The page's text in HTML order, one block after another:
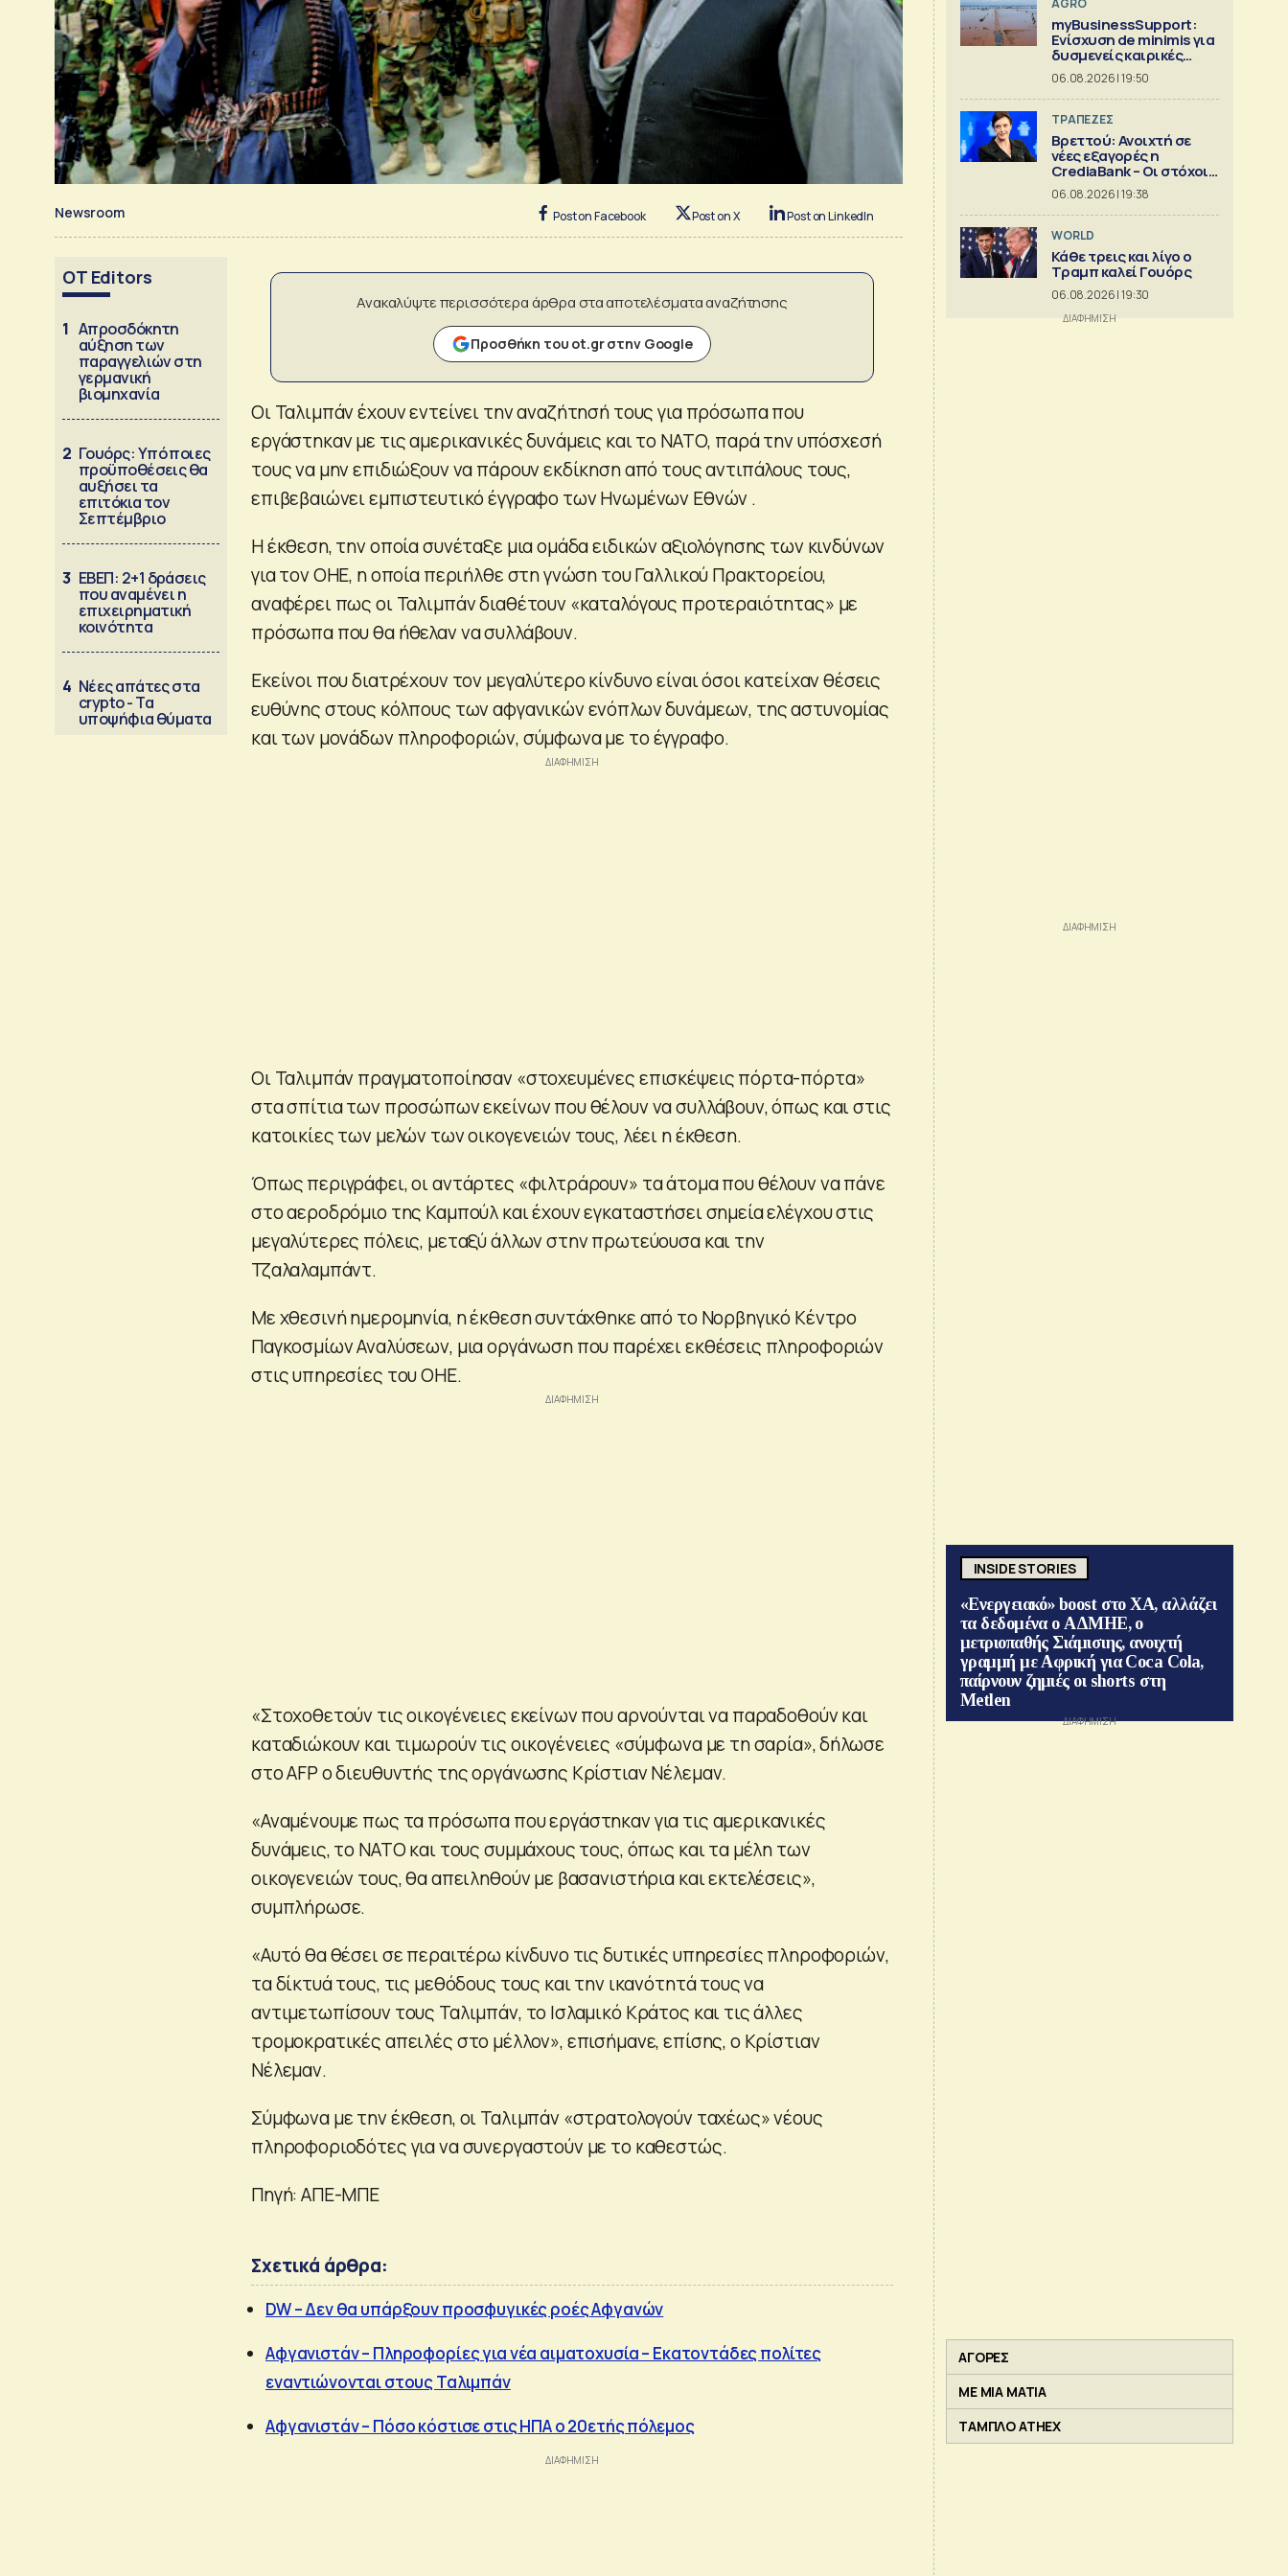
Newsroom Post on Facebook Post on X Post on LinkedIn
OT Editors
1 Απροσδόκητη
αύξηση των
παραγγελιών στη
γερμανική
βιομηχανία
2 Γουόρς: Υπό ποιες
προϋποθέσεις θα
αυξήσει τα
επιτόκια τον
Σεπτέμβριο
3 ΕΒΕΠ: 2+1 δράσεις
που αναμένει η
επιχειρηματική
κοινότητα
4 Νέες απάτες στα
crypto - Τα
υποψήφια θύματα
Ανακαλύψτε περισσότερα άρθρα στα αποτελέσματα αναζήτησης
Προσθήκη του ot.gr στην Google
Οι Ταλιμπάν έχουν εντείνει την αναζήτησή τους για πρόσωπα που
εργάστηκαν με τις αμερικανικές δυνάμεις και το ΝΑΤΟ, παρά την υπόσχεσή
τους να μην επιδιώξουν να πάρουν εκδίκηση από τους αντιπάλους τους,
επιβεβαιώνει εμπιστευτικό έγγραφο των Ηνωμένων Εθνών .
Η έκθεση, την οποία συνέταξε μια ομάδα ειδικών αξιολόγησης των κινδύνων
για τον ΟΗΕ, η οποία περιήλθε στη γνώση του Γαλλικού Πρακτορείου,
αναφέρει πως οι Ταλιμπάν διαθέτουν «καταλόγους προτεραιότητας» με
πρόσωπα που θα ήθελαν να συλλάβουν.
Εκείνοι που διατρέχουν τον μεγαλύτερο κίνδυνο είναι όσοι κατείχαν θέσεις
ευθύνης στους κόλπους των αφγανικών ενόπλων δυνάμεων, της αστυνομίας
και των μονάδων πληροφοριών, σύμφωνα με το έγγραφο.
Οι Ταλιμπάν πραγματοποίησαν «στοχευμένες επισκέψεις πόρτα-πόρτα»
στα σπίτια των προσώπων εκείνων που θέλουν να συλλάβουν, όπως και στις
κατοικίες των μελών των οικογενειών τους, λέει η έκθεση.
Όπως περιγράφει, οι αντάρτες «φιλτράρουν» τα άτομα που θέλουν να πάνε
στο αεροδρόμιο της Καμπούλ και έχουν εγκαταστήσει σημεία ελέγχου στις
μεγαλύτερες πόλεις, μεταξύ άλλων στην πρωτεύουσα και την
Τζαλαλαμπάντ.
Με χθεσινή ημερομηνία, η έκθεση συντάχθηκε από το Νορβηγικό Κέντρο
Παγκοσμίων Αναλύσεων, μια οργάνωση που παρέχει εκθέσεις πληροφοριών
στις υπηρεσίες του ΟΗΕ.
«Στοχοθετούν τις οικογένειες εκείνων που αρνούνται να παραδοθούν και
καταδιώκουν και τιμωρούν τις οικογένειες «σύμφωνα με τη σαρία», δήλωσε
στο AFP ο διευθυντής της οργάνωσης Κρίστιαν Νέλεμαν.
«Αναμένουμε πως τα πρόσωπα που εργάστηκαν για τις αμερικανικές
δυνάμεις, το ΝΑΤΟ και τους συμμάχους τους, όπως και τα μέλη των
οικογενειών τους, θα απειληθούν με βασανιστήρια και εκτελέσεις»,
συμπλήρωσε.
«Αυτό θα θέσει σε περαιτέρω κίνδυνο τις δυτικές υπηρεσίες πληροφοριών,
τα δίκτυά τους, τις μεθόδους τους και την ικανότητά τους να
αντιμετωπίσουν τους Ταλιμπάν, το Ισλαμικό Κράτος και τις άλλες
τρομοκρατικές απειλές στο μέλλον», επισήμανε, επίσης, ο Κρίστιαν
Νέλεμαν.
Σύμφωνα με την έκθεση, οι Ταλιμπάν «στρατολογούν ταχέως» νέους
πληροφοριοδότες για να συνεργαστούν με το καθεστώς.
Πηγή: ΑΠΕ-ΜΠΕ
Σχετικά άρθρα:
DW – Δεν θα υπάρξουν προσφυγικές ροές Αφγανών
Αφγανιστάν – Πληροφορίες για νέα αιματοχυσία – Εκατοντάδες πολίτες
εναντιώνονται στους Ταλιμπάν
Αφγανιστάν – Πόσο κόστισε στις ΗΠΑ ο 20ετής πόλεμος
AGRO
myBusinessSupport:
Ενίσχυση de minimis για
δυσμενείς καιρικές
συνθήκες, παγετό και
λειψυδρία
06.08.2026 | 19:50
ΤΡΑΠΕΖΕΣ
Βρεττού: Ανοιχτή σε
νέες εξαγορές η
CrediaBank – Οι στόχοι
για το 2026
06.08.2026 | 19:38
WORLD
Κάθε τρεις και λίγο ο
Τραμπ καλεί Γουόρς
06.08.2026 | 19:30
INSIDE STORIES
«Ενεργειακό» boost στο ΧΑ, αλλάζει
τα δεδομένα ο ΑΔΜΗΕ, ο
μετριοπαθής Σιάμισιης, ανοιχτή
γραμμή με Αφρική για Coca Cola,
παίρνουν ζημιές οι shorts στη
Metlen
ΑΓΟΡΕΣ
ΜΕ ΜΙΑ ΜΑΤΙΑ
ΤΑΜΠΛΟ ATHEX